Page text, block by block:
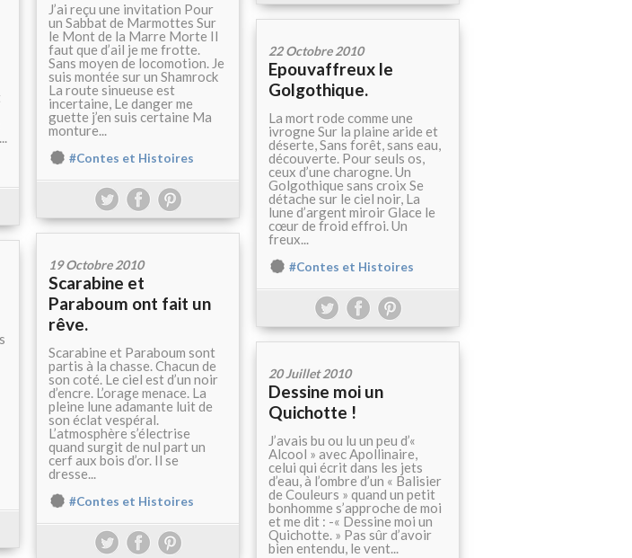
J’ai reçu une invitation Pour
un Sabbat de Marmottes Sur
le Mont de la Marre Morte Il
faut que d’ail je me frotte.
Sans moyen de locomotion. Je
suis montée sur un Shamrock
La route sinueuse est
incertaine, Le danger me
guette j’en suis certaine Ma
monture...
#Contes et Histoires
22 Octobre 2010
Epouvaffreux le
Golgothique.
La mort rode comme une
ivrogne Sur la plaine aride et
déserte, Sans forêt, sans eau,
découverte. Pour seuls os,
ceux d’une charogne. Un
Golgothique sans croix Se
détache sur le ciel noir, La
lune d’argent miroir Glace le
cœur de froid effroi. Un
freux...
#Contes et Histoires
19 Octobre 2010
Scarabine et
Paraboum ont fait un
rêve.
Scarabine et Paraboum sont
partis à la chasse. Chacun de
son coté. Le ciel est d’un noir
d’encre. L’orage menace. La
pleine lune adamante luit de
son éclat vespéral.
L’atmosphère s’électrise
quand surgit de nul part un
cerf aux bois d’or. Il se
dresse...
#Contes et Histoires
20 Juillet 2010
Dessine moi un
Quichotte !
J’avais bu ou lu un peu d’«
Alcool » avec Apollinaire,
celui qui écrit dans les jets
d’eau, à l’ombre d’un « Balisier
de Couleurs » quand un petit
bonhomme s’approche de moi
et me dit : -« Dessine moi un
Quichotte. » Pas sûr d’avoir
bien entendu, le vent...